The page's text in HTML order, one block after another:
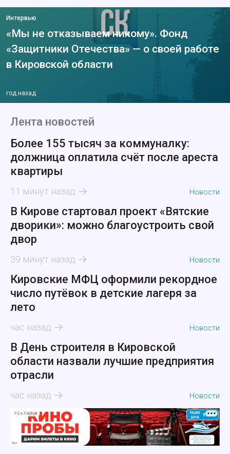
Интервью
«Мы не отказываем никому». Фонд
«Защитники Отечества» — о своей работе
в Кировской области
год назад
Лента новостей
Более 155 тысяч за коммуналку:
должница оплатила счёт после ареста
квартиры
11 минут назад Новости
В Кирове стартовал проект «Вятские
дворики»: можно благоустроить свой
двор
39 минут назад Новости
Кировские МФЦ оформили рекордное
число путёвок в детские лагеря за
лето
час назад Новости
В День строителя в Кировской
области назвали лучшие предприятия
отрасли
час назад Новости
РЕКЛАМА